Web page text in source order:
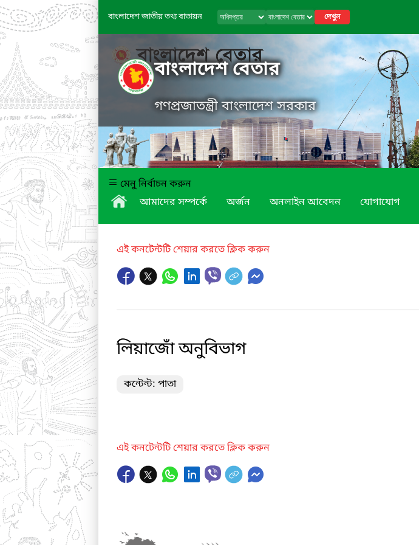
বাংলাদেশ জাতীয় তথ্য বাতায়ন দেখুন
বাংলাদেশ বেতার
গণপ্রজাতন্ত্রী বাংলাদেশ সরকার
মেনু নির্বাচন করুন
আমাদের সম্পর্কে
অর্জন অনলাইন আবেদন যোগাযোগ
এই কনটেন্টটি শেয়ার করতে ক্লিক করুন
লিয়াজোঁ অনুবিভাগ
কন্টেন্ট: পাতা
এই কনটেন্টটি শেয়ার করতে ক্লিক করুন